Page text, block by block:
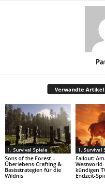
Verwandte Artikel
1. Survival Spiele
Sons of the Forest –
Überlebens-Crafting &
Basisstrategien für die
Wildnis
1. Survival
Fallout:
kündigen
Endzeit-